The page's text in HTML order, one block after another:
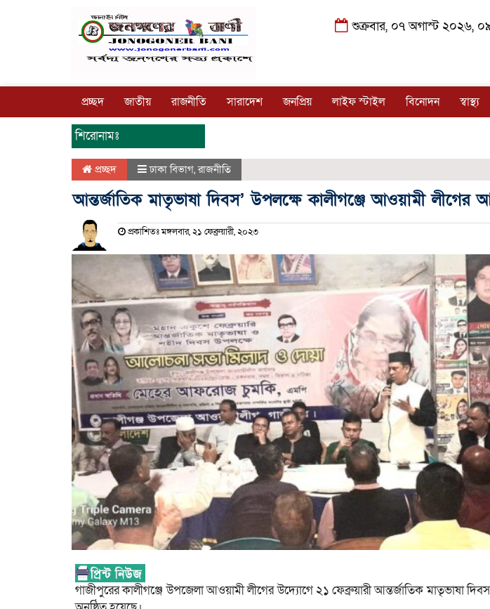
শুক্রবার, ০৭ অগাস্ট ২০২৬,
প্রচ্ছদ জাতীয় রাজনীতি সারাদেশ জনপ্রিয় লাইফ স্টাইল বিনোদন স্বাস্থ্য
শিরোনামঃ
প্রচ্ছদ ঢাকা বিভাগ,রাজনীতি
আন্তর্জাতিক মাতৃভাষা দিবস’ উপলক্ষে কালীগঞ্জে আওয়ামী লীগের
প্রকাশিতঃ মঙ্গলবার, ২১ ফেব্রুয়ারী, ২০২৩
গাজীপুরের কালীগঞ্জে উপজেলা আওয়ামী লীগের উদ্যোগে ২১ ফেব্রুয়ারী আন্তর্জাতিক মাতৃভাষা